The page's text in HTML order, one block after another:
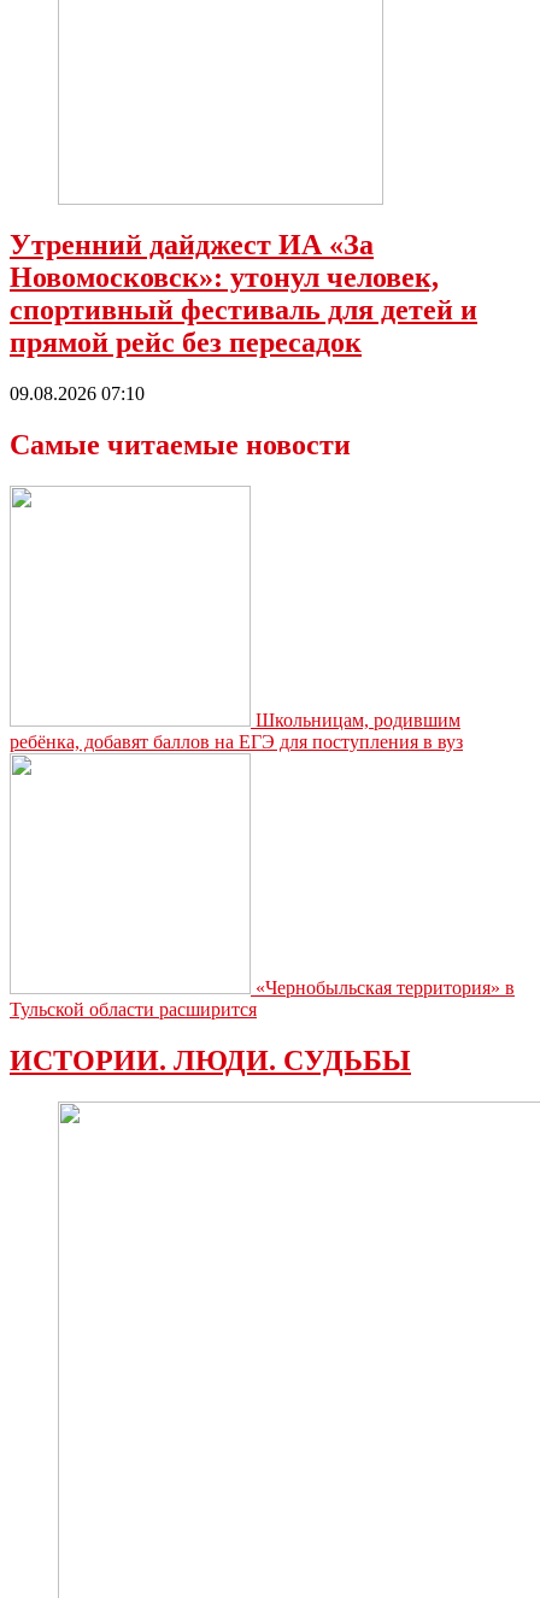
Утренний дайджест ИА «За
Новомосковск»: утонул человек,
спортивный фестиваль для детей и
прямой рейс без пересадок
09.08.2026 07:10
Самые читаемые новости
Школьницам, родившим
ребёнка, добавят баллов на ЕГЭ для поступления в вуз
«Чернобыльская территория» в
Тульской области расширится
ИСТОРИИ. ЛЮДИ. СУДЬБЫ